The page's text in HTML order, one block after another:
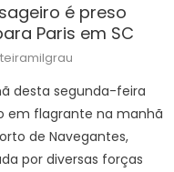
é preso
Paris em SC
desta segunda-feira
em flagrante na manhã
de Navegantes,
por diversas forças